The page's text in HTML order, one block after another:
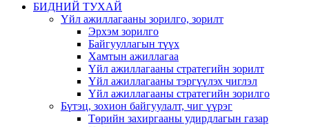
БИДНИЙ ТУХАЙ
Үйл ажиллагааны зорилго, зорилт
Эрхэм зорилго
Байгууллагын түүх
Хамтын ажиллагаа
Үйл ажиллагааны стратегийн зорилт
Үйл ажиллагааны тэргүүлэх чиглэл
Үйл ажиллагааны стратегийн зорилго
Бүтэц, зохион байгуулалт, чиг үүрэг
Төрийн захиргааны удирдлагын газар